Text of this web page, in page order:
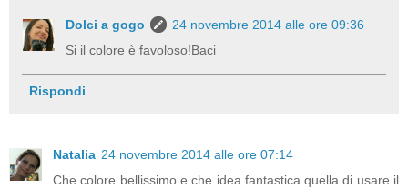
Dolci a gogo
24 novembre 2014 alle ore 09:36
Si il colore è favoloso!Baci
Rispondi
Natalia 24 novembre 2014 alle ore 07:14
Che colore bellissimo e che idea fantastica quella di usare il